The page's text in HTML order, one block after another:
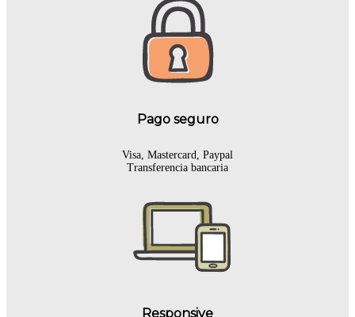
Pago seguro
Visa, Mastercard, Paypal
Transferencia bancaria
Responsive